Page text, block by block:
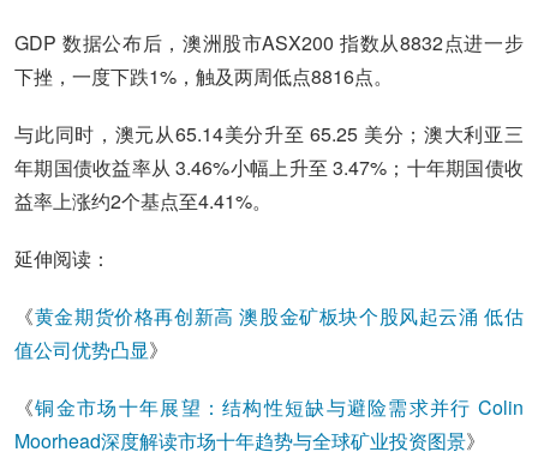
GDP 数据公布后，澳洲股市ASX200 指数从8832点进一步
下挫，一度下跌1%，触及两周低点8816点。
与此同时，澳元从65.14美分升至 65.25 美分；澳大利亚三
年期国债收益率从 3.46%小幅上升至 3.47%；十年期国债收
益率上涨约2个基点至4.41%。
延伸阅读：
《黄金期货价格再创新高 澳股金矿板块个股风起云涌 低估
值公司优势凸显》
《铜金市场十年展望：结构性短缺与避险需求并行 Colin
Moorhead深度解读市场十年趋势与全球矿业投资图景》